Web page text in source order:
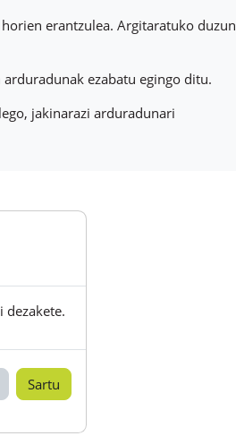
erantzulea. Argitaratuko duzun
ezabatu egingo ditu.
jakinarazi arduradunari
Sartu